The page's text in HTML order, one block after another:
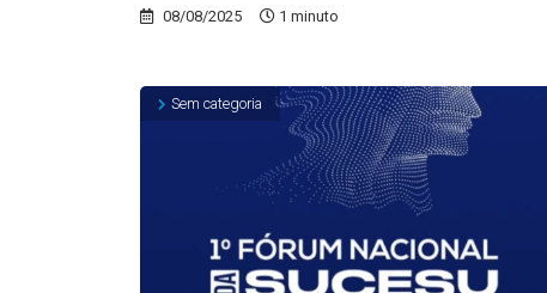
08/08/2025 1 minuto
Sem categoria